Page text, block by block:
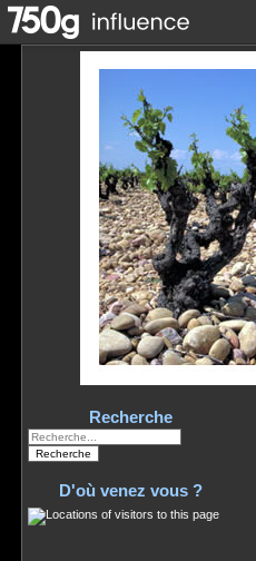
Recherche
D'où venez vous ?